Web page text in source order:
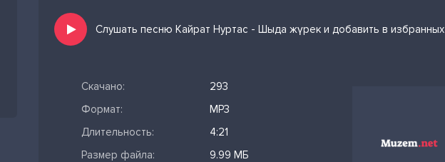
Слушать песню Кайрат Нуртас - Шыда жүрек и добавить в избранных
Скачано:
293
Формат:
MP3
Длительность:
4:21
Размер файла:
9.99 МБ